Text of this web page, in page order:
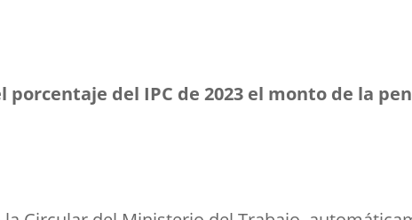
porcentaje del IPC de 2023 el monto de la